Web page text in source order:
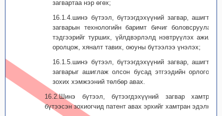
загвартаа нэр өгөх;
16.1.4.шинэ бүтээл, бүтээгдэхүүний загвар, ашигтай
загварын технологийн баримт бичиг боловсруулах,
тэдгээрийг турших, үйлдвэрлэлд нэвтрүүлэх ажилд
оролцож, хяналт тавих, оюуны бүтээлээ үнэлэх;
16.1.5.шинэ бүтээл, бүтээгдэхүүний загвар, ашигтай
загварыг ашиглаж олсон бусад этгээдийн орлогоос
зохих хэмжээний төлбөр авах.
16.2.Шинэ бүтээл, бүтээгдэхүүний загвар хамтран
бүтээсэн зохиогчид патент авах эрхийг хамтран эдэлнэ.